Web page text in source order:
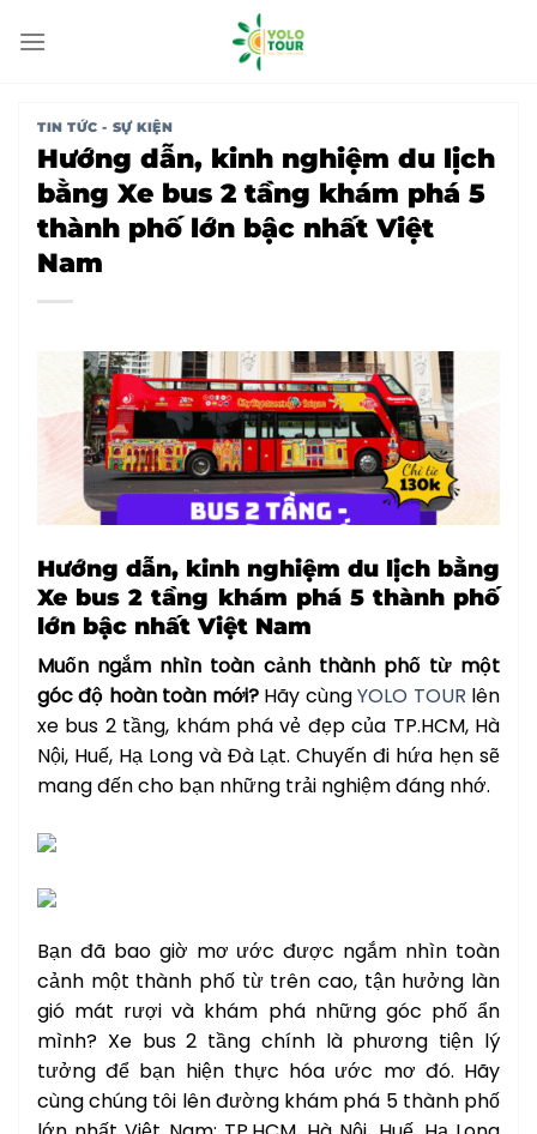
qua
TIN TỨC - SỰ KIỆN
Hướng dẫn, kinh nghiệm du lịch
bằng Xe bus 2 tầng khám phá 5
thành phố lớn bậc nhất Việt
Nam
Hướng dẫn, kinh nghiệm du lịch bằng
Xe bus 2 tầng khám phá 5 thành phố
lớn bậc nhất Việt Nam
Muốn ngắm nhìn toàn cảnh thành phố từ một
góc độ hoàn toàn mới?Hãy cùngYOLO TOUR lên
xe bus 2 tầng, khám phá vẻ đẹp của TP.HCM, Hà
Nội, Huế, Hạ Long và Đà Lạt. Chuyến đi hứa hẹn sẽ
mang đến cho bạn những trải nghiệm đáng nhớ.
Bạn đã bao giờ mơ ước được ngắm nhìn toàn
cảnh một thành phố từ trên cao, tận hưởng làn
gió mát rượi và khám phá những góc phố ẩn
mình? Xe bus 2 tầng chính là phương tiện lý
tưởng để bạn hiện thực hóa ước mơ đó. Hãy
cùng chúng tôi lên đường khám phá 5 thành phố